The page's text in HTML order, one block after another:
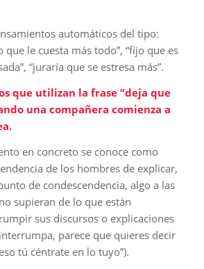
automáticos del tipo:
que le cuesta más todo”, “fijo que es
“juraría que se estresa más”.
que utilizan la frase “deja que
una compañera comienza a
en concreto se conoce como
de los hombres de explicar,
de condescendencia, algo a las
supieran de lo que están
sus discursos o explicaciones
parece que quieres decir
tú céntrate en lo tuyo”).